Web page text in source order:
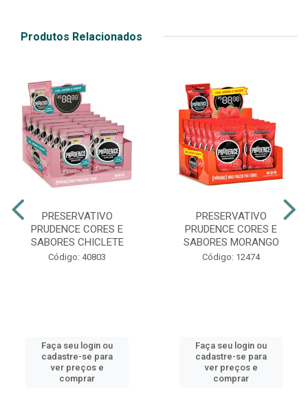
Produtos Relacionados
PRESERVATIVO
PRUDENCE CORES E
SABORES CHICLETE
Código: 40803
Faça seu login ou
cadastre-se para
ver preços e
comprar
PRESERVATIVO
PRUDENCE CORES E
SABORES MORANGO
Código: 12474
Faça seu login ou
cadastre-se para
ver preços e
comprar